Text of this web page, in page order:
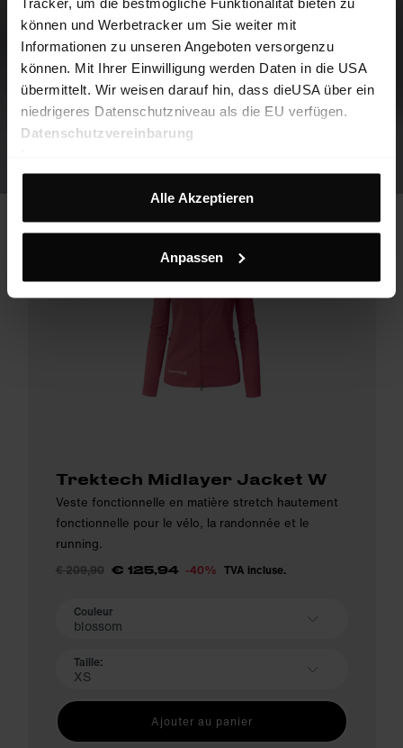
können und Werbetracker um Sie weiter mit
Informationen zu unseren Angeboten versorgenzu
können. Mit Ihrer Einwilligung werden Daten in die USA
übermittelt. Wir weisen darauf hin, dass dieUSA über ein
niedrigeres Datenschutzniveau als die EU verfügen.
Datenschutzvereinbarung
Alle Akzeptieren
Anpassen
Trektech Midlayer Jacket W
Veste fonctionnelle en matière stretch hautement
fonctionnelle pour le vélo, la randonnée et le
running.
€ 209,90 € 125,94 -40% TVA incluse.
Couleur
blossom
Taille:
XS
Ajouter au panier